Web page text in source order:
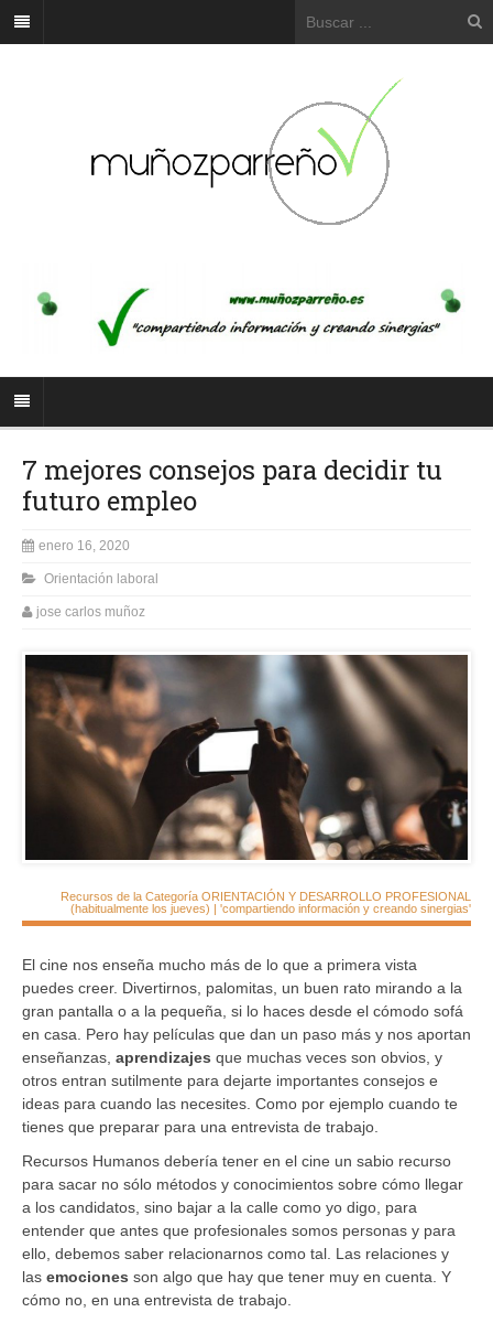
7 mejores consejos para decidir tu
futuro empleo
enero 16, 2020
Orientación laboral
jose carlos muñoz
Recursos de la Categoría ORIENTACIÓN Y DESARROLLO PROFESIONAL
(habitualmente los jueves) | 'compartiendo información y creando sinergias'
El cine nos enseña mucho más de lo que a primera vista
puedes creer. Divertirnos, palomitas, un buen rato mirando a la
gran pantalla o a la pequeña, si lo haces desde el cómodo sofá
en casa. Pero hay películas que dan un paso más y nos aportan
enseñanzas, aprendizajes que muchas veces son obvios, y
otros entran sutilmente para dejarte importantes consejos e
ideas para cuando las necesites. Como por ejemplo cuando te
tienes que preparar para una entrevista de trabajo.
Recursos Humanos debería tener en el cine un sabio recurso
para sacar no sólo métodos y conocimientos sobre cómo llegar
a los candidatos, sino bajar a la calle como yo digo, para
entender que antes que profesionales somos personas y para
ello, debemos saber relacionarnos como tal. Las relaciones y
las emociones son algo que hay que tener muy en cuenta. Y
cómo no, en una entrevista de trabajo.